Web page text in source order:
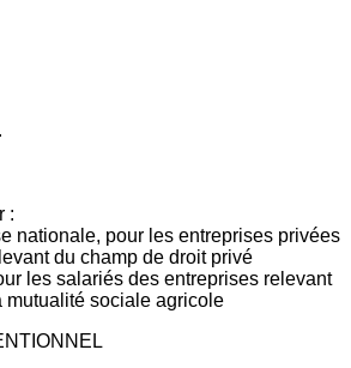
:
nationale, pour les entreprises privées
du champ de droit privé
les salariés des entreprises relevant
mutualité sociale agricole